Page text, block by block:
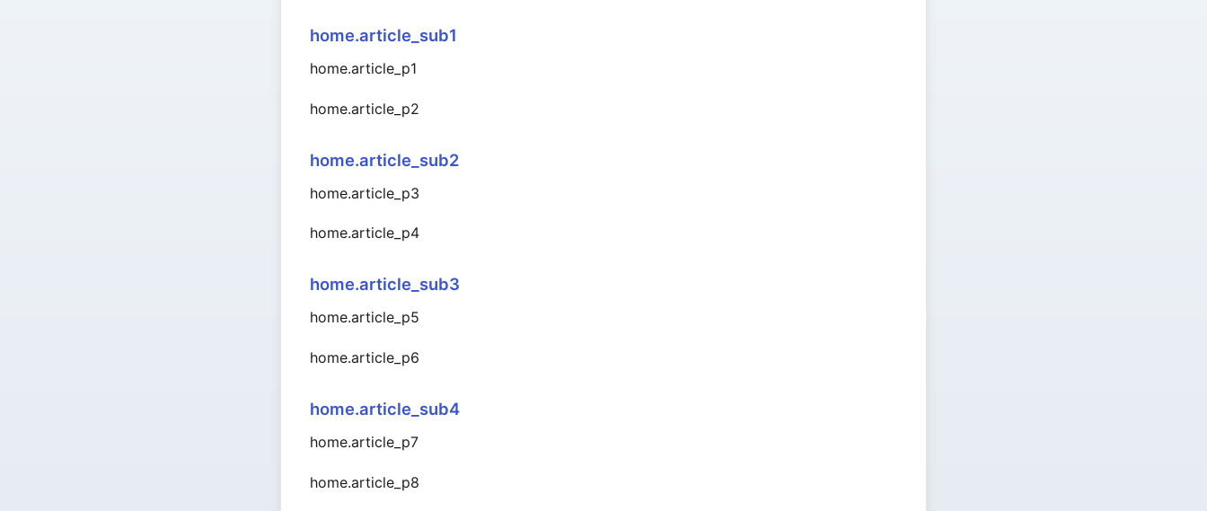
home.article_sub1
home.article_p1
home.article_p2
home.article_sub2
home.article_p3
home.article_p4
home.article_sub3
home.article_p5
home.article_p6
home.article_sub4
home.article_p7
home.article_p8